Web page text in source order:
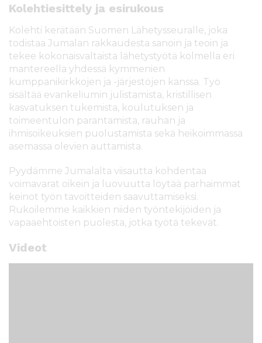
Kolehtiesittely ja esirukous
Kolehti kerätään Suomen Lähetysseuralle, joka
todistaa Jumalan rakkaudesta sanoin ja teoin ja
tekee kokonaisvaltaista lähetystyötä kolmella eri
mantereella yhdessä kymmenien
kumppanikirkkojen ja -järjestöjen kanssa. Työ
sisältää evankeliumin julistamista, kristillisen
kasvatuksen tukemista, koulutuksen ja
toimeentulon parantamista, rauhan ja
ihmisoikeuksien puolustamista sekä heikoimmassa
asemassa olevien auttamista.
Pyydämme Jumalalta viisautta kohdentaa
voimavarat oikein ja luovuutta löytää parhaimmat
keinot työn tavoitteiden saavuttamiseksi.
Rukoilemme kaikkien niiden työntekijöiden ja
vapaaehtoisten puolesta, jotka työtä tekevät.
Videot